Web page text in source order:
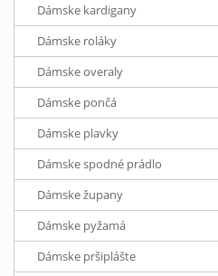
Dámske kardigany
Dámske roláky
Dámske overaly
Dámske pončá
Dámske plavky
Dámske spodné prádlo
Dámske župany
Dámske pyžamá
Dámske pršiplášte